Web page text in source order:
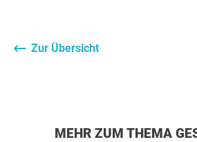
Zur Übersicht
MEHR ZUM THEMA